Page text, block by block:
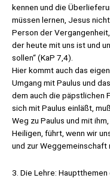
kennen und die
müssen lernen, Jesus
Person der
der heute mit uns ist und
sollen“ (KaP 7,4).
Hier kommt auch das
Umgang mit Paulus und
dem auch die päpstlichen
sich mit Paulus einläßt,
Weg zu Paulus und mit
Heiligen, führt, wenn wir
und zur Weggemeinschaft
3. Die Lehre: